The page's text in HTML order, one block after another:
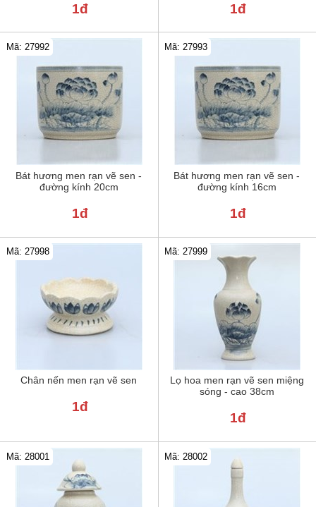
1đ 1đ
Bát hương men rạn vẽ sen -
đường kính 20cm
Mã: 27992
1đ
Bát hương men rạn vẽ sen -
đường kính 16cm
Mã: 27993
1đ
Chân nến men rạn vẽ sen
Mã: 27998
1đ
Lọ hoa men rạn vẽ sen miệng
sóng - cao 38cm
Mã: 27999
1đ
Mã: 28001 Mã: 28002